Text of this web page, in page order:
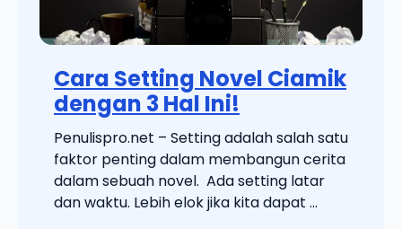
Cara Setting Novel Ciamik
dengan 3 Hal Ini!
Penulispro.net – Setting adalah salah satu
faktor penting dalam membangun cerita
dalam sebuah novel. Ada setting latar
dan waktu. Lebih elok jika kita dapat ...